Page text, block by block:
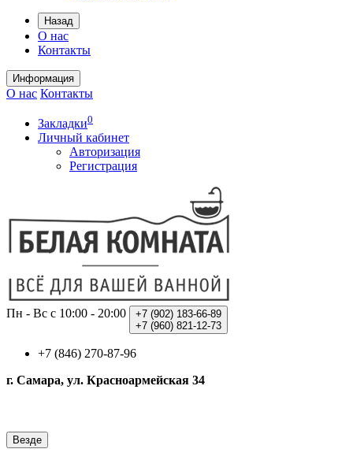
Назад
О нас
Контакты
Информация
О нас Контакты
Закладки0
Личный кабинет
Авторизация
Регистрация
Пн - Вс с 10:00 - 20:00 +7 (902) 183-66-89
+7 (960) 821-12-73
+7 (846) 270-87-96
г. Самара, ул. Красноармейская 34
Везде